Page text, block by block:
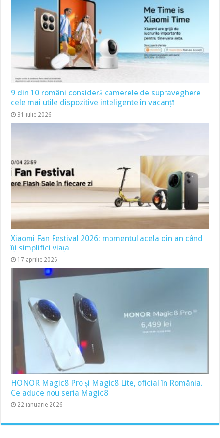
9 din 10 români consideră camerele de supraveghere
cele mai utile dispozitive inteligente în vacanță
31 iulie 2026
Xiaomi Fan Festival 2026: momentul acela din an când
îți simplifici viața
17 aprilie 2026
HONOR Magic8 Pro și Magic8 Lite, oficial în România.
Ce aduce nou seria Magic8
22 ianuarie 2026